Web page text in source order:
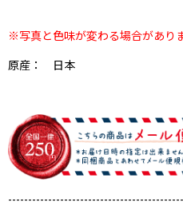
※写真と色味が変わる場合があり
原産： 日本